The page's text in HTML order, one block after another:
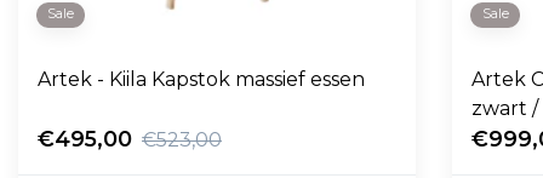
Sale
Artek - Kiila Kapstok massief essen
€495,00 €523,00
Sale
Artek
zwart